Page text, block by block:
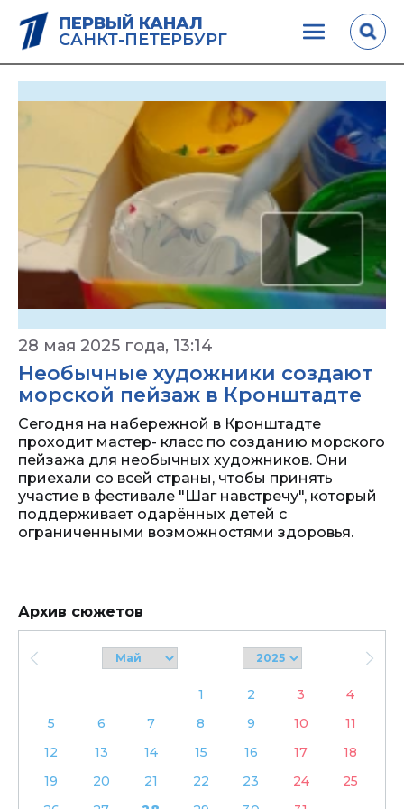
ПЕРВЫЙ КАНАЛ
САНКТ-ПЕТЕРБУРГ
28 мая 2025 года, 13:14
Необычные художники создают
морской пейзаж в Кронштадте
Сегодня на набережной в Кронштадте
проходит мастер- класс по созданию морского
пейзажа для необычных художников. Они
приехали со всей страны, чтобы принять
участие в фестивале "Шаг навстречу", который
поддерживает одарённых детей с
ограниченными возможностями здоровья.
Архив сюжетов
1 2 3
4
5
6 7 8 9 10
11
12
13 14 15 16 17
18
19
20 21 22 23 24
25